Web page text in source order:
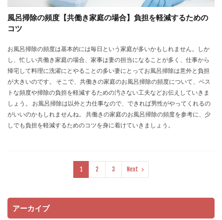
風呂掃除の頻度【共働き家庭の場合】負担を軽減するための
コツ
お風呂掃除の頻度は基本的には毎日という家庭が多いかもしれません。しか
し、忙しい共働き家庭の場合、家事は妻の担当になることが多く、仕事から
帰宅して料理に洗濯にとやることの多い妻にとってお風呂掃除は意外と負担
が大きいのです。 そこで、共働きの家庭のお風呂掃除の頻度について、ベス
トな頻度や掃除の負担を軽減するための汚さない工夫などお伝えしていきま
しょう。 お風呂掃除は以外と力仕事なので、できれば男性がやってくれるの
がいいのかもしれませんね。 共働きの家庭のお風呂掃除の頻度を参考に、少
しでも負担を軽減するためのコツを身に着けていきましょう。
1 2 3 Next
アーカイブ